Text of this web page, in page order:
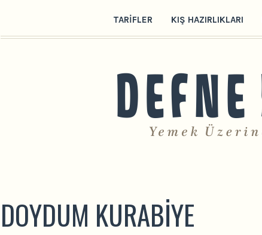
TARIFLER KIŞ HAZIRLIKLARI
DOYDUM KURABIYE